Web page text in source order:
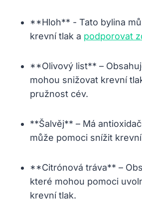
**Hloh** ​- Tato bylina
krevní tlak a‍ podporovat
**Olivový list**​ –
mohou snižovat ⁢krevní
‌pružnost cév.
**Šalvěj** – Má
může‌ pomoci‌ snížit⁤
**Citrónová tráva** –
které mohou pomoci
krevní tlak.